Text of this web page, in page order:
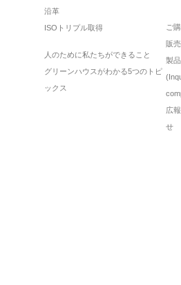
沿革
ISOトリプル取得
人のために私たちができること
グリーンハウスがわかる5つのトピ
ックス
ご
販
製
広
せ